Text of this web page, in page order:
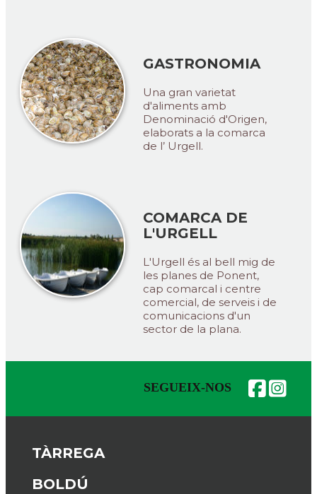
GASTRONOMIA
Una gran varietat
d'aliments amb
Denominació d'Origen,
elaborats a la comarca
de l’ Urgell.
COMARCA DE
L'URGELL
L'Urgell és al bell mig de
les planes de Ponent,
cap comarcal i centre
comercial, de serveis i de
comunicacions d'un
sector de la plana.
SEGUEIX-NOS
TÀRREGA
BOLDÚ